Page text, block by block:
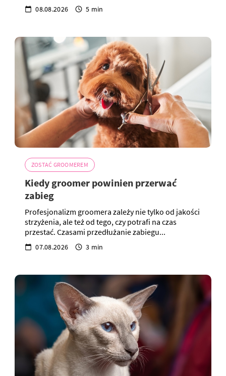
08.08.2026 5 min
ZOSTAĆ GROOMEREM
Kiedy groomer powinien przerwać
zabieg
Profesjonalizm groomera zależy nie tylko od jakości
strzyżenia, ale też od tego, czy potrafi na czas
przestać. Czasami przedłużanie zabiegu...
07.08.2026 3 min